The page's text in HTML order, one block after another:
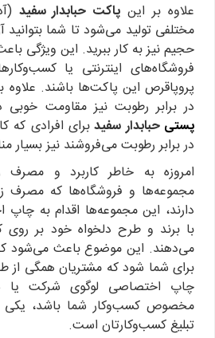
علاوه بر این پاکت حبابدار سفید
مختلفی تولید می‌شود تا شما بتوانید
حجیم نیز به کار ببرید. این ویژگی
فروشگاه‌های اینترنتی یا
پروپاقرص این پاکت‌ها باشند. علاوه
در برابر رطوبت نیز مقاومت خوبی
پستی حبابدار سفیدبرای افرادی که
در برابر رطوبت می‌فروشند نیز بسیار
امروزه به خاطر کاربرد و مصرف
مجموعه‌ها و فروشگاه‌ها که مصرف
دارند، این مجموعه‌ها اقدام به
با برند و طرح دلخواه خود بر روی
می‌دهند. این موضوع باعث می‌شود
برای شما شود که مشتریان همگی از
چاپ اختصاصی لوگوی شرکت یا
مخصوص کسب‌وکار شما باشد، یکی از
تبلیغ کسب‌وکارتان است.